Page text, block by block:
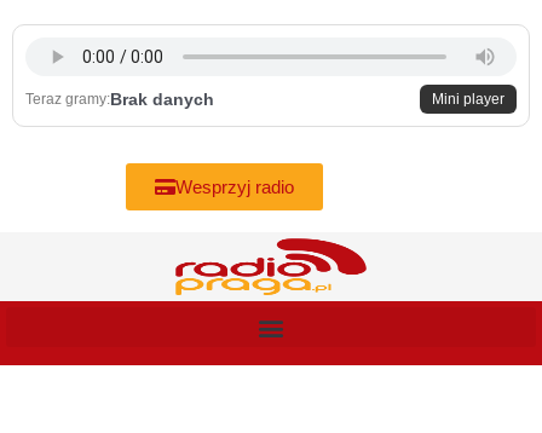
content
Teraz gramy:Brak danych Mini player
Wesprzyj radio